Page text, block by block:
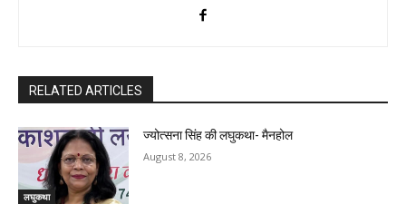
RELATED ARTICLES
लघुकथा
ज्योत्सना सिंह की लघुकथा- मैनहोल
August 8, 2026